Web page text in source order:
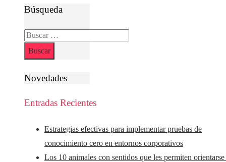
Búsqueda
Buscar:
Novedades
Entradas Recientes
Estrategias efectivas para implementar pruebas de
conocimiento cero en entornos corporativos
Los 10 animales con sentidos que les permiten orientarse